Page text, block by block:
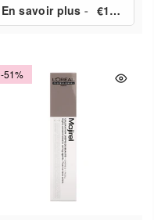
En savoir plus - €10,65
-51%